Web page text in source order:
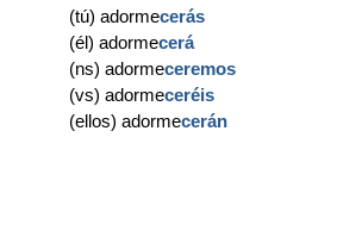
(tú) adormecerás
(él) adormecerá
(ns) adormeceremos
(vs) adormeceréis
(ellos) adormecerán